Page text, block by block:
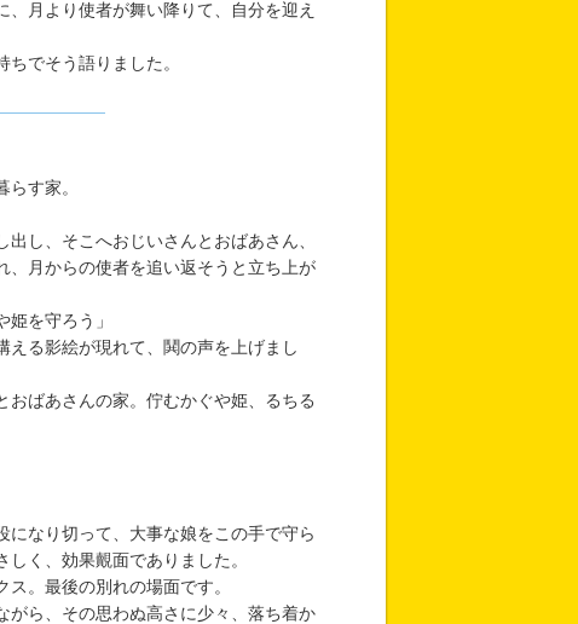
月より使者が舞い降りて、自分を迎え
でそう語りました。
す家。
し、そこへおじいさんとおばあさん、
月からの使者を追い返そうと立ち上が
を守ろう」
る影絵が現れて、鬨の声を上げまし
ばあさんの家。佇むかぐや姫、るちる
なり切って、大事な娘をこの手で守ら
く、効果覿面でありました。
。最後の別れの場面です。
ら、その思わぬ高さに少々、落ち着か